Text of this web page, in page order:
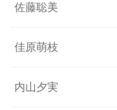
佐藤聡美
佳原萌枝
内山夕実